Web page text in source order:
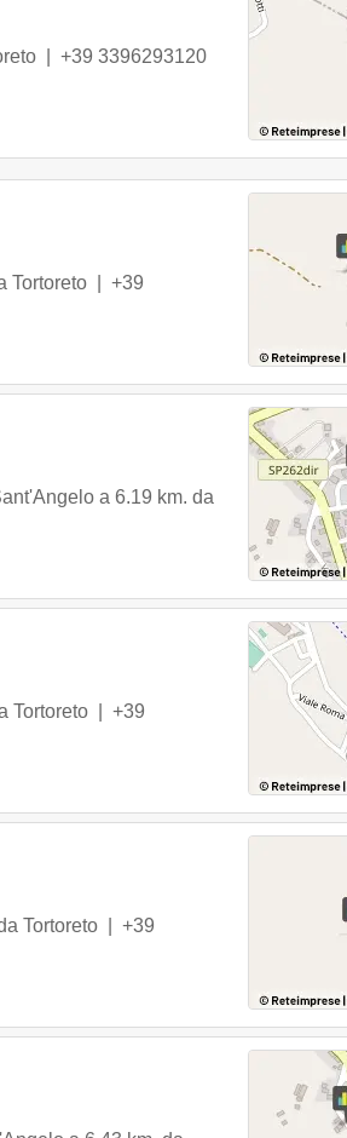
| +39 3396293120
Tortoreto | +39
a 6.19 km. da
Tortoreto | +39
Tortoreto | +39